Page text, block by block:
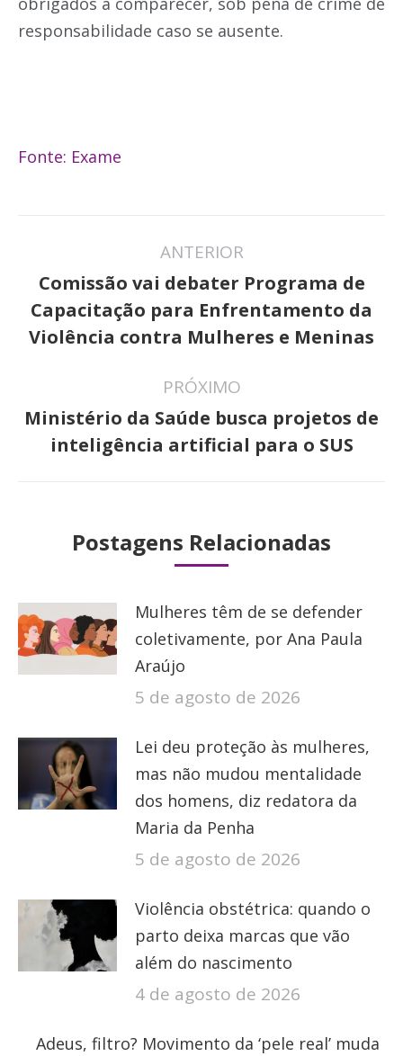
responsabilidade caso se ausente.
Fonte: Exame
de
post:
ANTERIOR
Post
anterior:
Comissão vai debater Programa de
Capacitação para Enfrentamento da
Violência contra Mulheres e Meninas
PRÓXIMO
Próximo
post:
Ministério da Saúde busca projetos de
inteligência artificial para o SUS
Postagens Relacionadas
Mulheres têm de se defender
coletivamente, por Ana Paula
Araújo
5 de agosto de 2026
Lei deu proteção às mulheres,
mas não mudou mentalidade
dos homens, diz redatora da
Maria da Penha
5 de agosto de 2026
Violência obstétrica: quando o
parto deixa marcas que vão
além do nascimento
4 de agosto de 2026
Adeus, filtro? Movimento da ‘pele real’ muda